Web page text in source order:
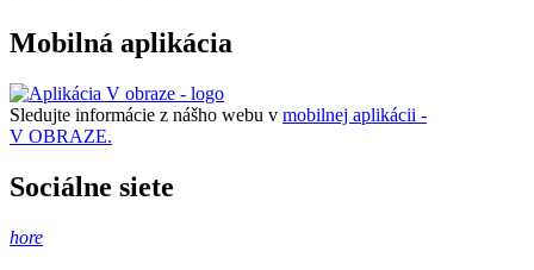
Mobilná aplikácia
Sledujte informácie z nášho webu v mobilnej aplikácii -
V OBRAZE.
Sociálne siete
hore